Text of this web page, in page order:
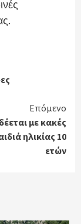
Επόμενο
με κακές
ηλικίας 10
ετών